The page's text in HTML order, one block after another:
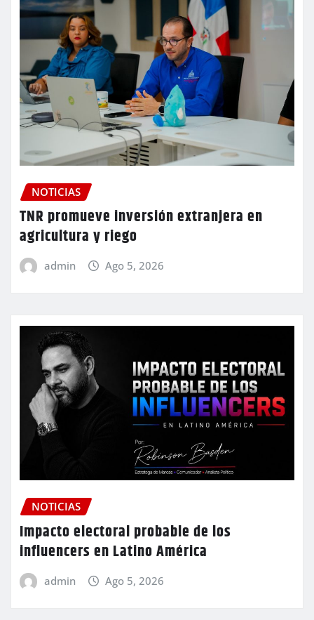
NOTICIAS
TNR promueve inversión extranjera en
agricultura y riego
admin Ago 5, 2026
NOTICIAS
Impacto electoral probable de los
influencers en Latino América
admin Ago 5, 2026